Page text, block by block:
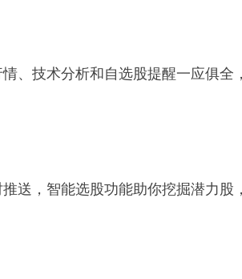
、技术分析和自选股提醒一应俱全
送，智能选股功能助你挖掘潜力股